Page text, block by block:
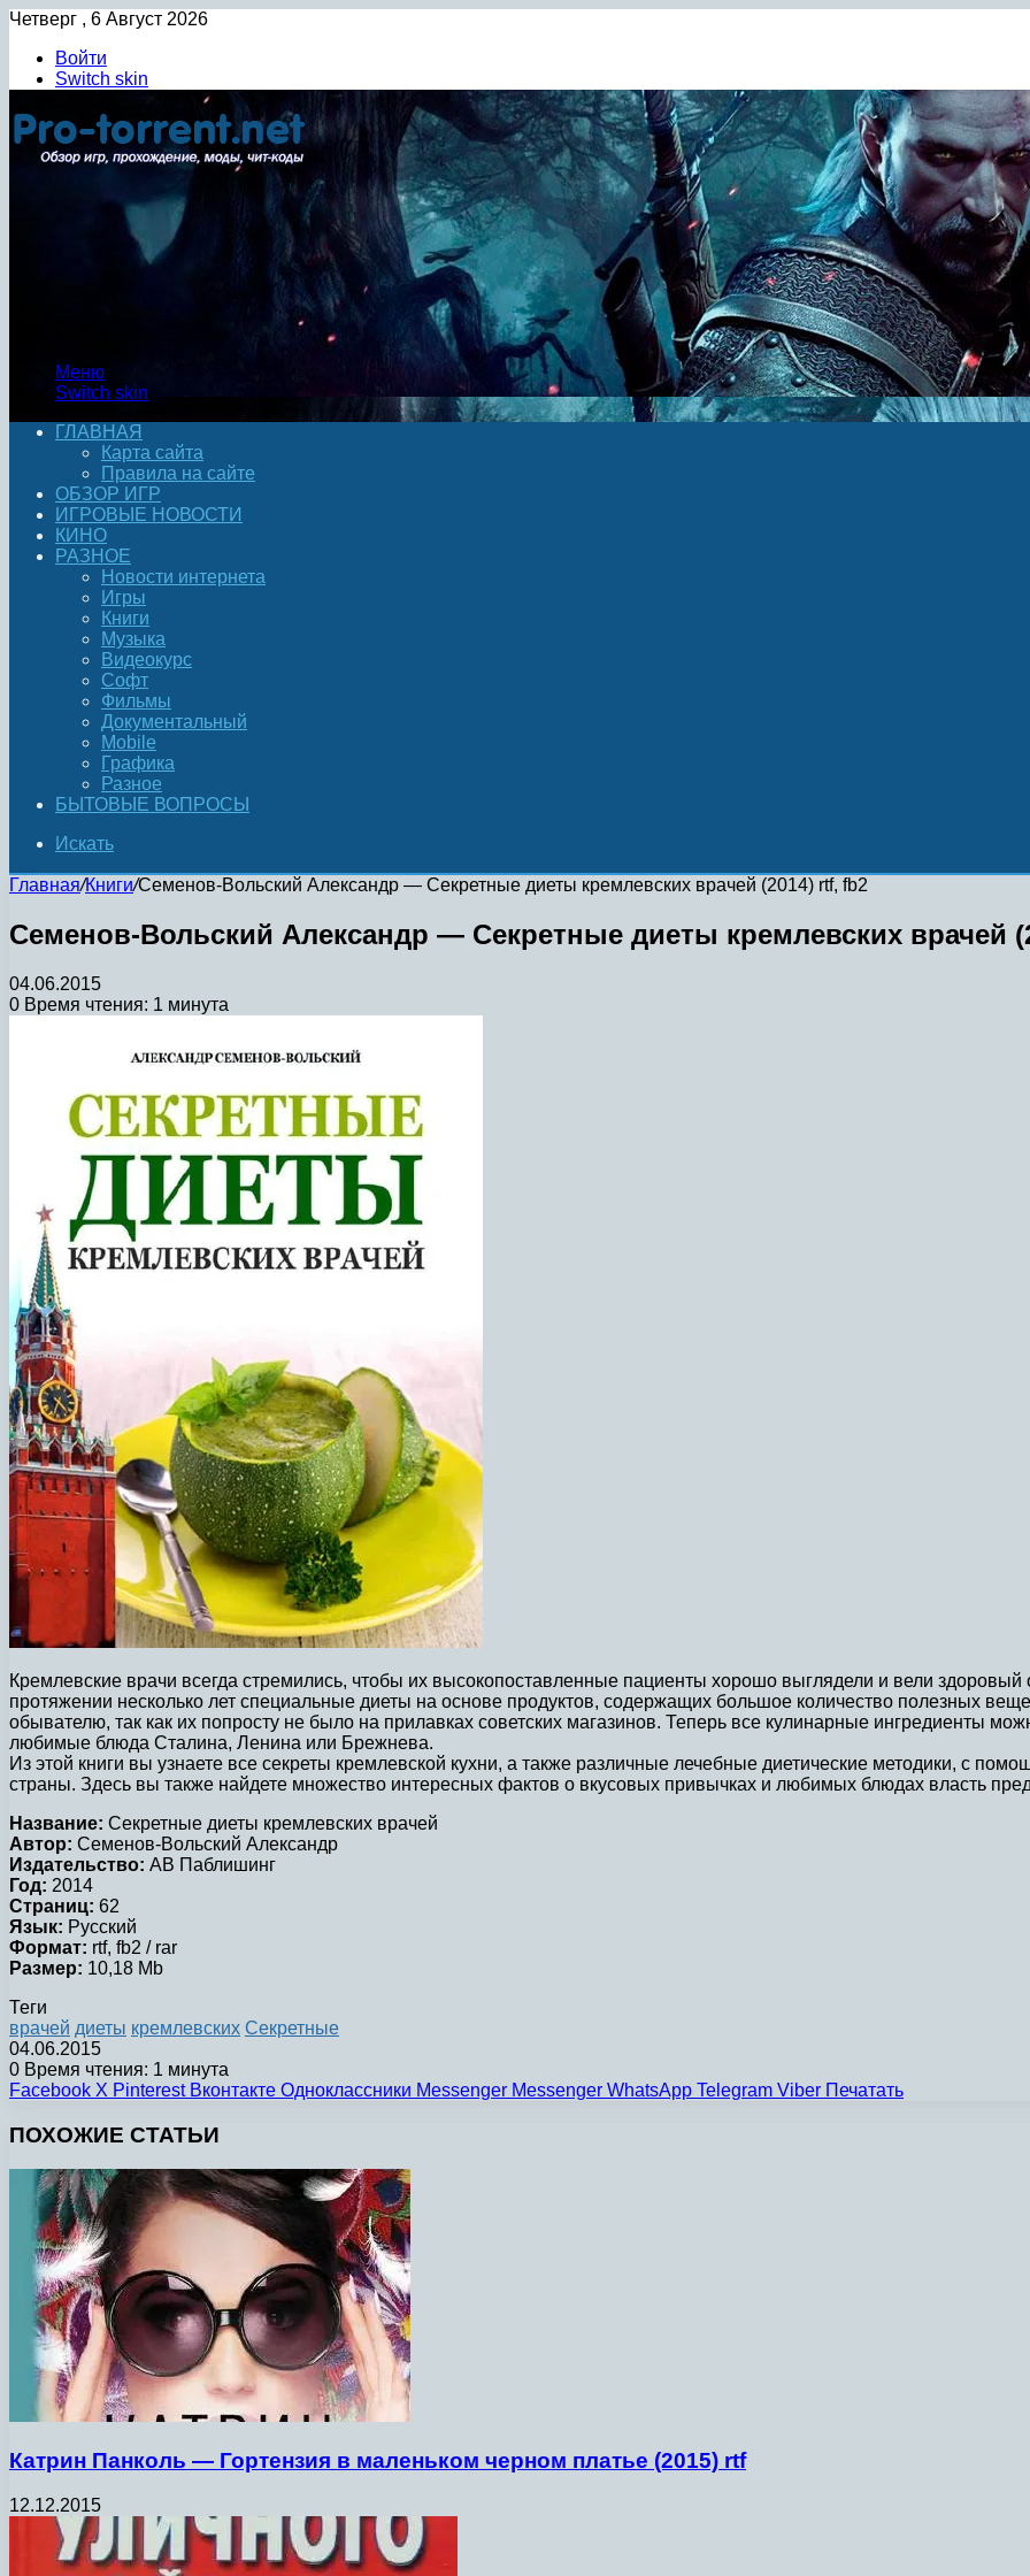
Четверг , 6 Август 2026
Войти
Switch skin
Меню
Switch skin
ГЛАВНАЯ
Карта сайта
Правила на сайте
ОБЗОР ИГР
ИГРОВЫЕ НОВОСТИ
КИНО
РАЗНОЕ
Новости интернета
Игры
Книги
Музыка
Видеокурс
Софт
Фильмы
Документальный
Mobile
Графика
Разное
БЫТОВЫЕ ВОПРОСЫ
Искать
Главная/Книги/Семенов-Вольский Александр — Секретные диеты кремлевских врачей (2014) rtf, fb2
Семенов-Вольский Александр — Секретные диеты кремлевских врачей
04.06.2015
0 Время чтения: 1 минута
Кремлевские врачи всегда стремились, чтобы их высокопоставленные пациенты хорошо выглядели и вели
протяжении несколько лет специальные диеты на основе продуктов, содержащих большое количество полезных
обывателю, так как их попросту не было на прилавках советских магазинов. Теперь все кулинарные ингредиенты
любимые блюда Сталина, Ленина или Брежнева.
Из этой книги вы узнаете все секреты кремлевской кухни, а также различные лечебные диетические методики, с
страны. Здесь вы также найдете множество интересных фактов о вкусовых привычках и любимых блюдах власть
Название: Секретные диеты кремлевских врачей
Автор: Семенов-Вольский Александр
Издательство: АВ Паблишинг
Год: 2014
Страниц: 62
Язык: Русский
Формат: rtf, fb2 / rar
Размер: 10,18 Mb
Теги
врачей диеты кремлевских Секретные
04.06.2015
0 Время чтения: 1 минута
Facebook X Pinterest Вконтакте Одноклассники Messenger Messenger WhatsApp Telegram Viber Печатать
ПОХОЖИЕ СТАТЬИ
Катрин Панколь — Гортензия в маленьком черном платье (2015) rtf
12.12.2015